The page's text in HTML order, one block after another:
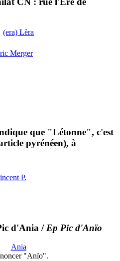
(era) Lèra
Merger
que "Létonne", c'est
pyrénéen), à
P.
d'Ania / Ep Pic d'Anïo
Ania
"Anïo".